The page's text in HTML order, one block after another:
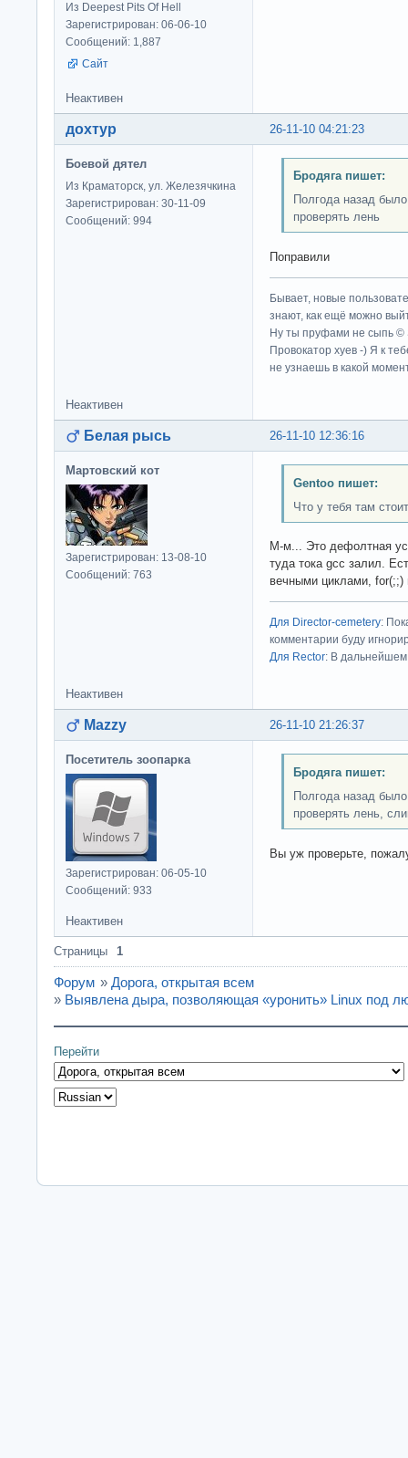
Из Deepest Pits Of Hell
Зарегистрирован: 06-06-10
Сообщений: 1,887
Сайт
Неактивен
26-11-10 04:21:23
дохтур
Боевой дятел
Из Краматорск, ул. Железячкина
Зарегистрирован: 30-11-09
Сообщений: 994
Бродяга пишет:
Полгода назад
проверять лень
Поправили
Бывает, новые
знают, как ещё можно
Ну ты пруфами не сыпь ©
Провокатор хуев -) Я к
не узнаешь в какой
Неактивен
26-11-10 12:36:16
Белая рысь
Мартовский кот
Зарегистрирован: 13-08-10
Сообщений: 763
Gentoo пишет:
Что у тебя там
М-м... Это дефолтная
туда тока gcc залил.
вечными циклами, for(;;)
Для Director-cemetery:
комментарии буду
Для Rector: В дальнейшем
Неактивен
26-11-10 21:26:37
Mazzy
Посетитель зоопарка
Зарегистрирован: 06-05-10
Сообщений: 933
Бродяга пишет:
Полгода назад
проверять лень,
Вы уж проверьте,
Неактивен
Страницы 1
Форум » Дорога, открытая всем
» Выявлена дыра, позволяющая «уронить» Linux под
Перейти